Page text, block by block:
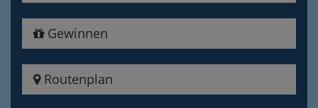
Gewinnen
Routenplan